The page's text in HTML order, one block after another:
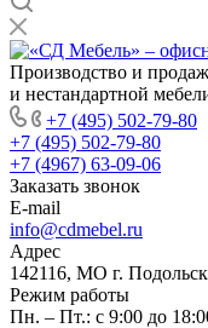
Производство и
и нестандартной
+7 (495) 502-79-80
+7 (495) 502-79-80
+7 (4967) 63-09-06
Заказать звонок
E-mail
info@cdmebel.ru
Адрес
142116, МО г.
Режим работы
Пн. – Пт.: с 9:00 до